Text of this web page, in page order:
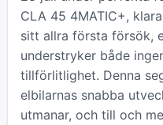
CLA 45 4MATIC+,
sitt allra första försök,
understryker både
tillförlitlighet. Denna
elbilarnas snabba
utmanar, och till och